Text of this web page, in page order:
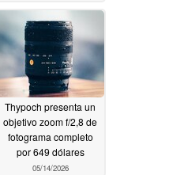
Thypoch presenta un
objetivo zoom f/2,8 de
fotograma completo
por 649 dólares
05/14/2026